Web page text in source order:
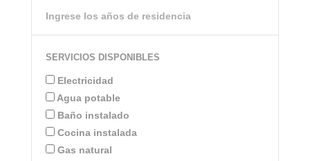
SERVICIOS DISPONIBLES
Electricidad
Agua potable
Baño instalado
Cocina instalada
Gas natural